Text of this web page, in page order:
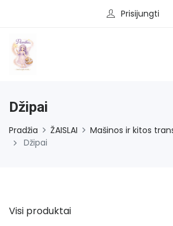
Prisijungti
Džipai
Pradžia ŽAISLAI
Mašinos ir kitos
Džipai
Visi produktai